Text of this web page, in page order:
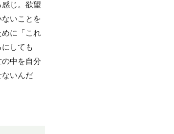
じ。欲望
いことを
に「これ
しても
中を自分
ないんだ